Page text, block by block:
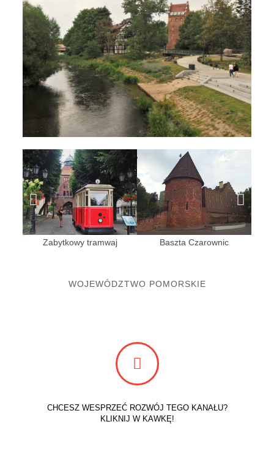
Zabytkowy tramwaj Baszta Czarownic
WOJEWÓDZTWO POMORSKIE
CHCESZ WESPRZEĆ ROZWÓJ TEGO KANAŁU?
KLIKNIJ W KAWKĘ!